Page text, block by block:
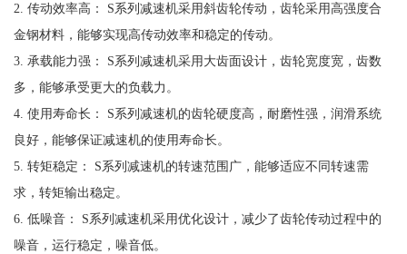
2. 传动效率高： S系列减速机采用斜齿轮传动，齿轮采用高强度合
金钢材料，能够实现高传动效率和稳定的传动。
3. 承载能力强： S系列减速机采用大齿面设计，齿轮宽度宽，齿数
多，能够承受更大的负载力。
4. 使用寿命长： S系列减速机的齿轮硬度高，耐磨性强，润滑系统
良好，能够保证减速机的使用寿命长。
5. 转矩稳定： S系列减速机的转速范围广，能够适应不同转速需
求，转矩输出稳定。
6. 低噪音： S系列减速机采用优化设计，减少了齿轮传动过程中的
噪音，运行稳定，噪音低。